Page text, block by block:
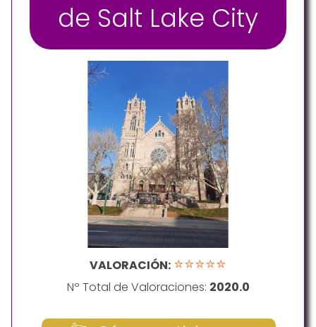
de Salt Lake City
VALORACIÓN: ⭐⭐⭐⭐⭐
Nº Total de Valoraciones: 2020.0